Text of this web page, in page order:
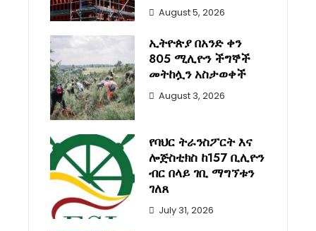
August 5, 2026
ኢትዮጵያ በአንድ ቀን
805 ሚሊዮን ችግኞች
መትከሏን አስታወቀች
August 3, 2026
የባህር ትራንስፖርት እና
ሎጅስቲክስ ከ157 ቢሊዮን
ብር በላይ ገቢ ማግኘቱን
ገለጸ
July 31, 2026